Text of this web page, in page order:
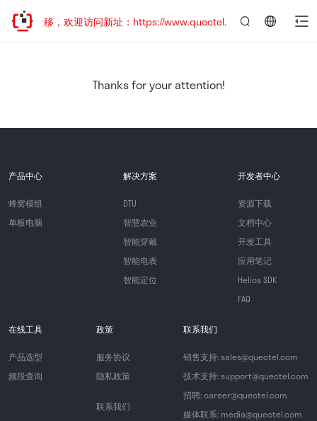
址已迁移，欢迎访问新址：https://www.quectel.com.cn
Thanks for your attention!
产品中心
蜂窝模组
单板电脑
解决方案
DTU
智慧农业
智能穿戴
智能电表
智能定位
开发者中心
资源下载
文档中心
开发工具
应用笔记
Helios SDK
FAQ
在线工具
产品选型
频段查询
政策
服务协议
隐私政策
联系我们
联系我们
销售支持: sales@quectel.com
技术支持: support@quectel.com
招聘: career@quectel.com
媒体联系: media@quectel.com